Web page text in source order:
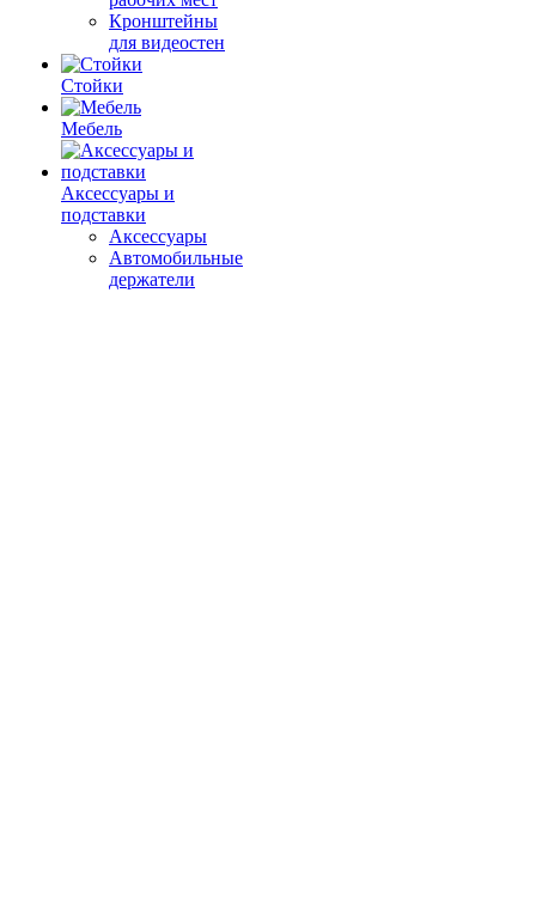
Кронштейны
для видеостен
Стойки
Мебель
Аксессуары и
подставки
Аксессуары
Автомобильные
держатели